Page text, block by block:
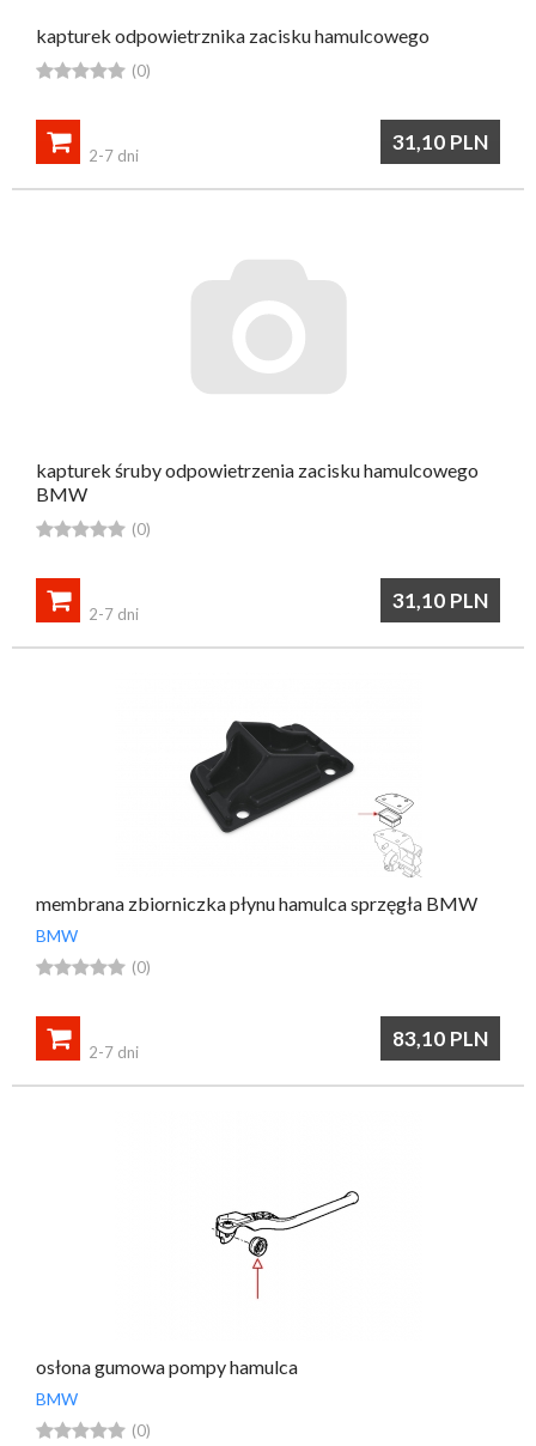
kapturek odpowietrznika zacisku hamulcowego
 (0)
31,10 PLN

2-7 dni
kapturek śruby odpowietrzenia zacisku hamulcowego
BMW
 (0)
31,10 PLN

2-7 dni
membrana zbiorniczka płynu hamulca sprzęgła BMW
BMW
 (0)
83,10 PLN

2-7 dni
osłona gumowa pompy hamulca
BMW
 (0)